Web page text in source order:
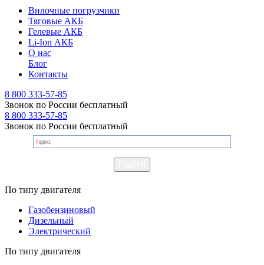
Вилочные погрузчики
Тяговые АКБ
Гелевые АКБ
Li-Ion АКБ
О нас
Блог
Контакты
8 800 333-57-85
Звонок по России бесплатный
8 800 333-57-85
Звонок по России бесплатный
По типу двигателя
Газобензиновый
Дизельный
Электрический
По типу двигателя